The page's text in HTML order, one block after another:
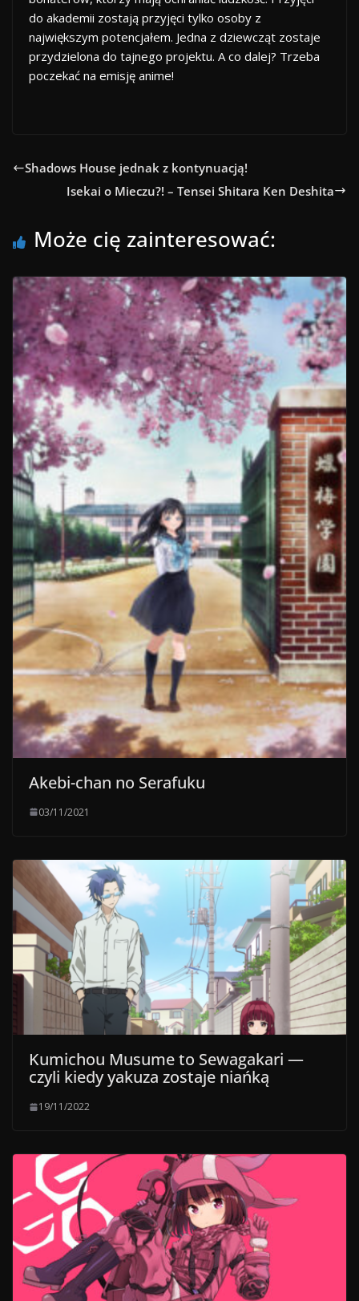
do akademii zostają przyjęci tylko osoby z
największym potencjałem. Jedna z dziewcząt zostaje
przydzielona do tajnego projektu. A co dalej? Trzeba
poczekać na emisję anime!
Shadows House jednak z kontynuacją!
Isekai o Mieczu?! – Tensei Shitara Ken Deshita
Może cię zainteresować:
Akebi-chan no Serafuku
03/11/2021
Kumichou Musume to Sewagakari —
czyli kiedy yakuza zostaje niańką
19/11/2022